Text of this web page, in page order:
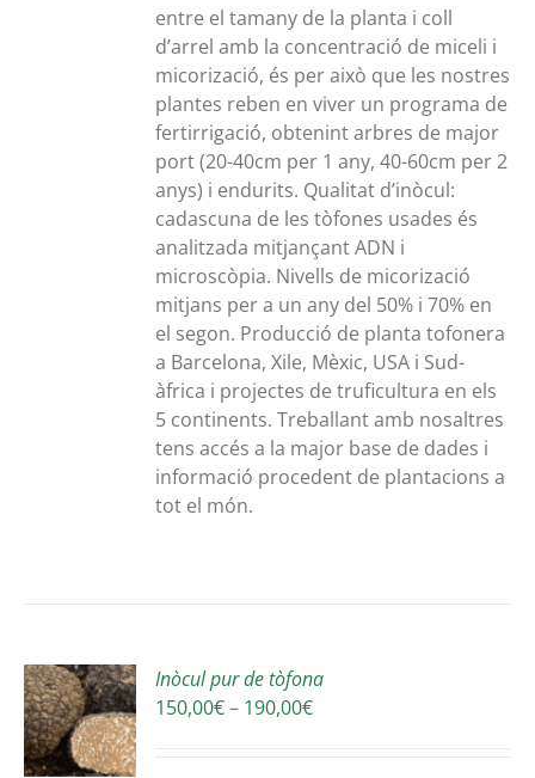
entre el tamany de la planta i coll
d’arrel amb la concentració de miceli i
micorizació, és per això que les nostres
plantes reben en viver un programa de
fertirrigació, obtenint arbres de major
port (20-40cm per 1 any, 40-60cm per 2
anys) i endurits. Qualitat d’inòcul:
cadascuna de les tòfones usades és
analitzada mitjançant ADN i
microscòpia. Nivells de micorizació
mitjans per a un any del 50% i 70% en
el segon. Producció de planta tofonera
a Barcelona, Xile, Mèxic, USA i Sud-
àfrica i projectes de truficultura en els
5 continents. Treballant amb nosaltres
tens accés a la major base de dades i
informació procedent de plantacions a
tot el món.
Inòcul pur de tòfona
150,00€– 190,00€Interval